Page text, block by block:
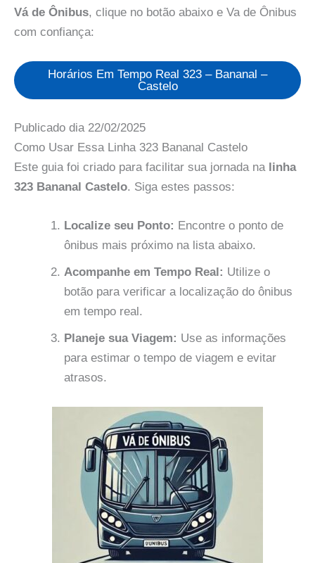
Vá de Ônibus, clique no botão abaixo e Va de Ônibus
com confiança:
Horários Em Tempo Real 323 – Bananal –
Castelo
Publicado dia 22/02/2025
Como Usar Essa Linha 323 Bananal Castelo
Este guia foi criado para facilitar sua jornada na linha
323 Bananal Castelo. Siga estes passos:
Localize seu Ponto: Encontre o ponto de
ônibus mais próximo na lista abaixo.
Acompanhe em Tempo Real: Utilize o
botão para verificar a localização do ônibus
em tempo real.
Planeje sua Viagem: Use as informações
para estimar o tempo de viagem e evitar
atrasos.